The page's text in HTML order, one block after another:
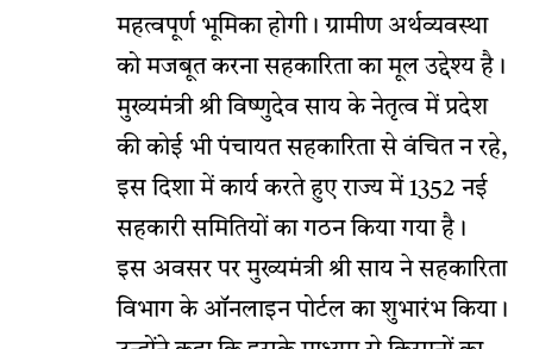
महत्वपूर्ण भूमिका होगी। ग्रामीण अर्थव्यवस्था
को मजबूत करना सहकारिता का मूल उद्देश्य है।
मुख्यमंत्री श्री विष्णुदेव साय के नेतृत्व में प्रदेश
की कोई भी पंचायत सहकारिता से वंचित न रहे,
इस दिशा में कार्य करते हुए राज्य में 1352 नई
सहकारी समितियों का गठन किया गया है।
इस अवसर पर मुख्यमंत्री श्री साय ने सहकारिता
विभाग के ऑनलाइन पोर्टल का शुभारंभ किया।